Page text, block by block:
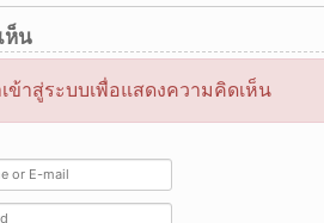
ห็น
ข้าสู่ระบบเพื่อแสดงความคิดเห็น